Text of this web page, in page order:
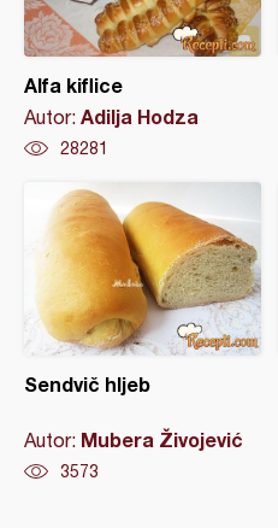
Alfa kiflice
Autor: Adilja Hodza
28281
Sendvič hljeb
Autor: Mubera Živojević
3573